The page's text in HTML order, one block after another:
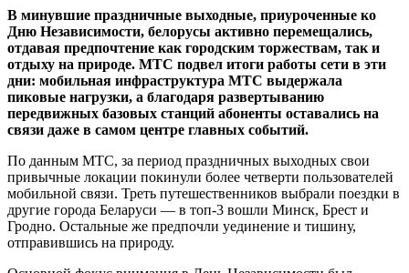
В минувшие праздничные выходные, приуроченные ко
Дню Независимости, белорусы активно перемещались,
отдавая предпочтение как городским торжествам, так и
отдыху на природе. МТС подвел итоги работы сети в эти
дни: мобильная инфраструктура МТС выдержала
пиковые нагрузки, а благодаря развертыванию
передвижных базовых станций абоненты оставались на
связи даже в самом центре главных событий.
По данным МТС, за период праздничных выходных свои
привычные локации покинули более четверти пользователей
мобильной связи. Треть путешественников выбрали поездки в
другие города Беларуси — в топ-3 вошли Минск, Брест и
Гродно. Остальные же предпочли уединение и тишину,
отправившись на природу.